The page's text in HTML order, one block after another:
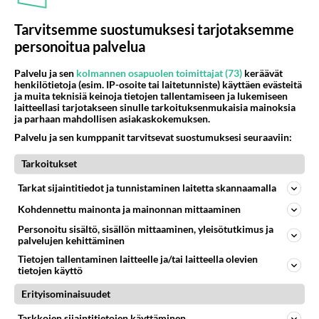
Anteeksi arkuuteni
Olen säälittävä, mitä tulee sinun kohtaamiseen. Tunnen vaan itseni todella epävarmaksi sun kanssa. Jos minun olisi pitän
06.08.2026 16:54
Ikävä
857
Perussuomalaisten kannatus nousi rytinällä Ylen tänään julkaisemassa tuoreimmassa gallup-kyselyssä.
https://yle.fi/a/74-20239449 Perussuomalaisilla hurja- ja ylivoimaisesti suurin nousu tässä uudessa Ylen gallupissa. Kyl
06.08.2026 03:24
Maailman menoa
739
Kuka melkein täysi-ikäinen hukkui?
06.08.2026 20:09
12
kenen näköinen
kaivattusi on ?
45
652
Mikä on ollut
Söpöintä välillämme?
614
Tykkäätköhän vielä minusta?
29
Tarvitsemme suostumuksesi tarjotaksemme
personoitua palvelua
Palvelu ja sen kolmannen osapuolen toimittajat (73) keräävät
henkilötietoja (esim. IP-osoite tai laitetunniste) käyttäen evästeitä
ja muita teknisiä keinoja tietojen tallentamiseen ja lukemiseen
laitteellasi tarjotakseen sinulle tarkoituksenmukaisia mainoksia
ja parhaan mahdollisen asiakaskokemuksen.
Palvelu ja sen kumppanit tarvitsevat suostumuksesi seuraaviin:
Tarkoitukset
Tarkat sijaintitiedot ja tunnistaminen laitetta skannaamalla
Kohdennettu mainonta ja mainonnan mittaaminen
Personoitu sisältö, sisällön mittaaminen, yleisötutkimus ja
palvelujen kehittäminen
Tietojen tallentaminen laitteelle ja/tai laitteella olevien
tietojen käyttö
Erityisominaisuudet